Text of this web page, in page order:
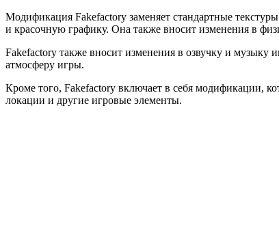
Модификация Fakefactory заменяет стандартные
и красочную графику. Она также вносит изменения в
Fakefactory также вносит изменения в озвучку и музыку
атмосферу игры.
Кроме того, Fakefactory включает в себя модификации,
локации и другие игровые элементы.